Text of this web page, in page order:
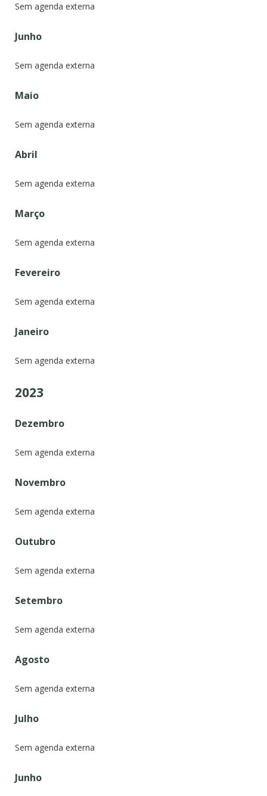
Sem agenda externa
Junho
Sem agenda externa
Maio
Sem agenda externa
Abril
Sem agenda externa
Março
Sem agenda externa
Fevereiro
Sem agenda externa
Janeiro
Sem agenda externa
2023
Dezembro
Sem agenda externa
Novembro
Sem agenda externa
Outubro
Sem agenda externa
Setembro
Sem agenda externa
Agosto
Sem agenda externa
Julho
Sem agenda externa
Junho